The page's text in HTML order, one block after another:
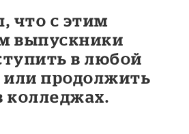
что с этим
выпускники
в любой
или продолжить
колледжах.